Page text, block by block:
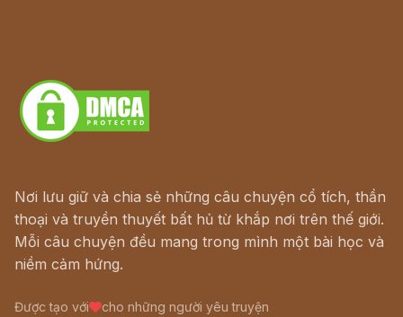
Nơi lưu giữ và chia sẻ những câu chuyện cổ tích, thần
thoại và truyền thuyết bất hủ từ khắp nơi trên thế giới.
Mỗi câu chuyện đều mang trong mình một bài học và
niềm cảm hứng.
Được tạo với cho những người yêu truyện